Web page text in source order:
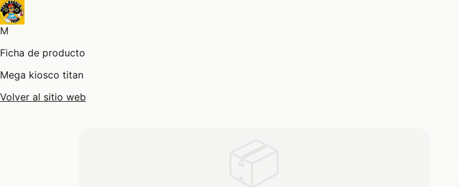
M
Ficha de producto
Mega kiosco titan
Volver al sitio web